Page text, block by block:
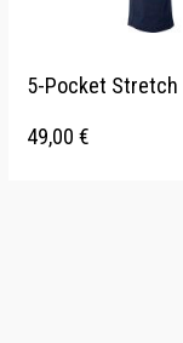
5-Pocket Stretch
49,00 €